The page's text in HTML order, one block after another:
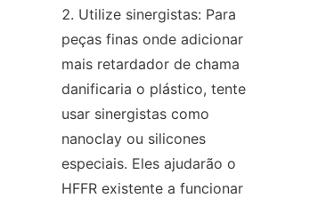
Utilize sinergistas: Para
peças finas onde adicionar
mais retardador de chama
danificaria o plástico, tente
usar sinergistas como
nanoclay ou silicones
especiais. Eles ajudarão o
HFFR existente a funcionar